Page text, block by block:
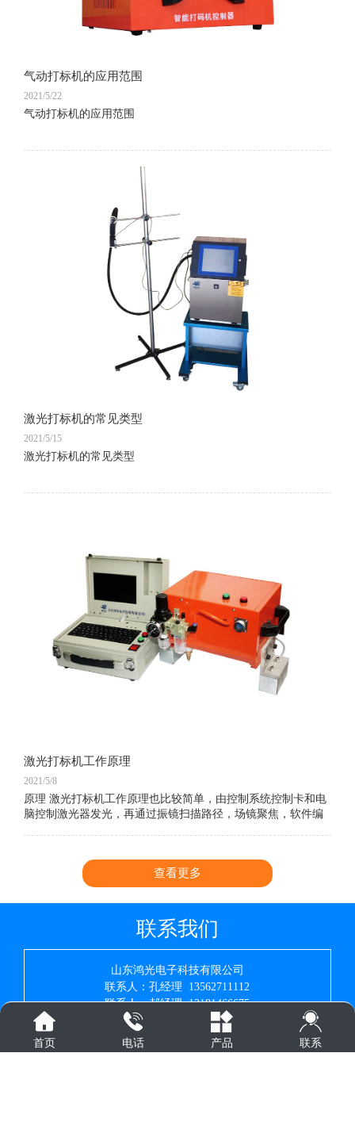
气动打标机的应用范围
2021/5/22
气动打标机的应用范围
激光打标机的常见类型
2021/5/15
激光打标机的常见类型
激光打标机工作原理
2021/5/8
原理 激光打标机工作原理也比较简单，由控制系统控制卡和电
脑控制激光器发光，再通过振镜扫描路径，场镜聚焦，软件编
查看更多
联系我们
山东鸿光电子科技有限公司
联系人：孔经理 13562711112
联系人：郝经理 13181466675
座机：0537-4459788
24小时服务热线：4006077778（业务转1，售后转2）
网址：www.sddbj.com
首页 电话 产品 联系